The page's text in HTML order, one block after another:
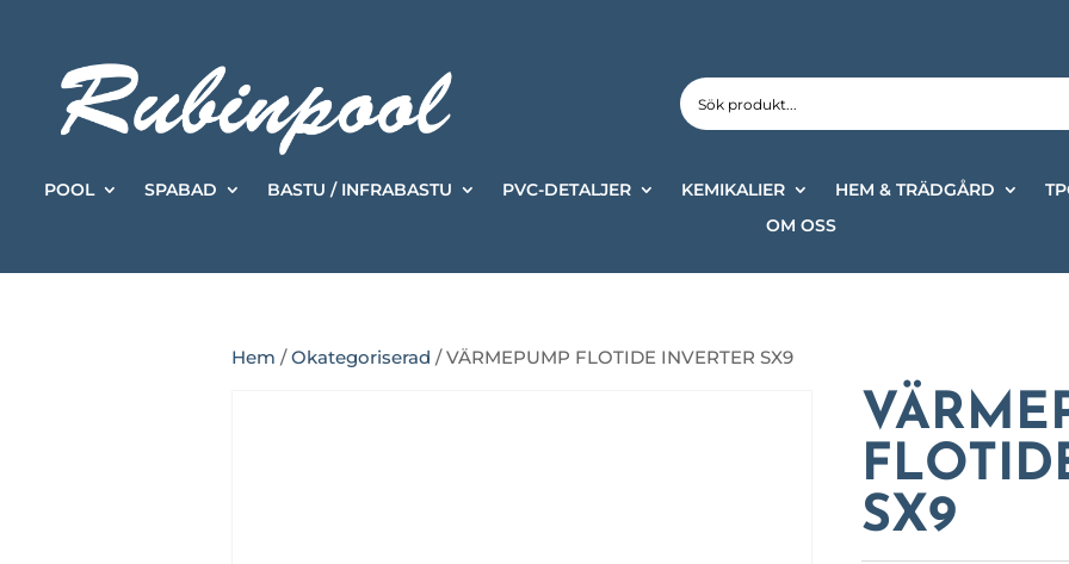
POOL SPABAD BASTU / INFRABASTU PVC-DETALJER KEMIKALIER HEM & TRÄDGÅRD
OM OSS
Hem /Okategoriserad / VÄRMEPUMP FLOTIDE INVERTER SX9
SX9